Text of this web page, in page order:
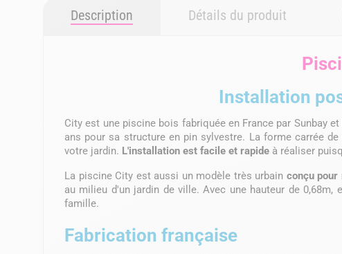
Description Détails du produit
Installation
City est une piscine bois fabriquée en France par Sunbay
ans pour sa structure en pin sylvestre. La forme carrée
votre jardin. L'installation est facile et rapide à réaliser
La piscine City est aussi un modèle très urbain conçu pour
au milieu d'un jardin de ville. Avec une hauteur de
famille.
Fabrication française